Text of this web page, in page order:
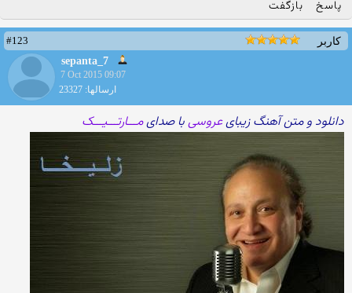
پاسخ بازگفت
کاربر
#123
sepanta_7
7 Oct 2015 09:07
ارسالها: 23327
دانلود و متن آهنگ زیبایعروسیبا صدایمـــارتـــیـــک